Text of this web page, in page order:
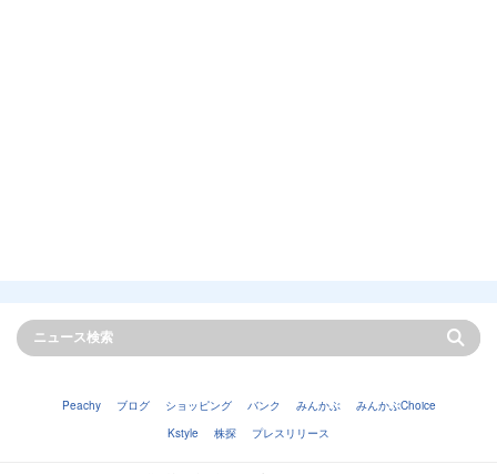
Peachy ブログ ショッピング バンク みんかぶ
みんかぶChoice
Kstyle
株探 プレスリリース